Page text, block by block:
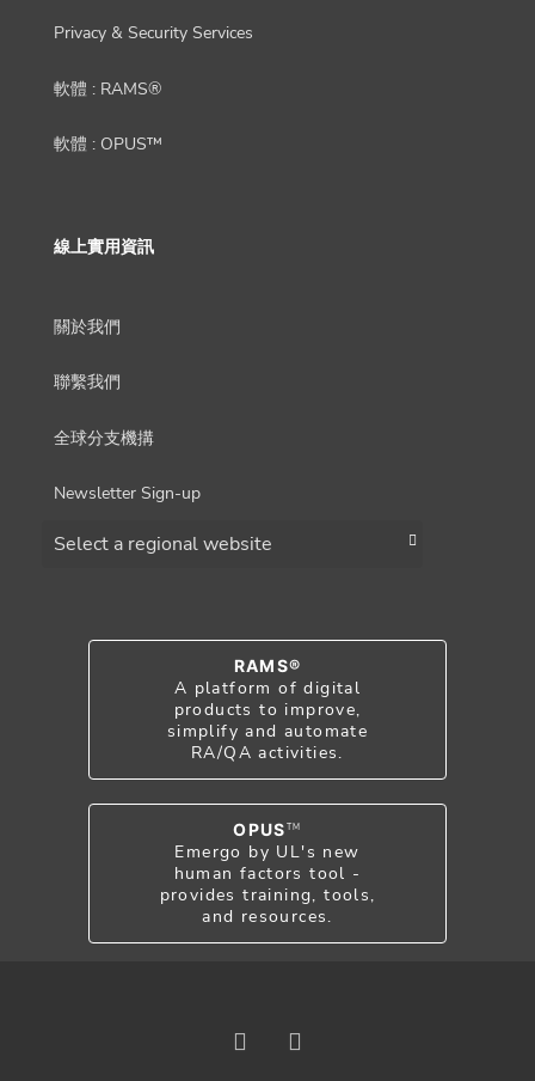
Privacy & Security Services
軟體 : RAMS®
軟體 : OPUS™
線上實用資訊
關於我們
聯繫我們
全球分支機搆
Newsletter Sign-up
RAMS®
A platform of digital
products to improve,
simplify and automate
RA/QA activities.
OPUS TM
Emergo by UL's new
human factors tool -
provides training, tools,
and resources.